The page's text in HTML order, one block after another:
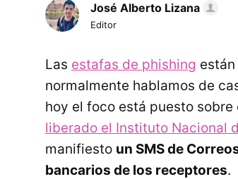
José Alberto Lizana
Editor
Las estafas de phishing
normalmente hablamos de
hoy el foco está puesto
liberado el Instituto Nacional
manifiesto un SMS de
bancarios de los receptores.